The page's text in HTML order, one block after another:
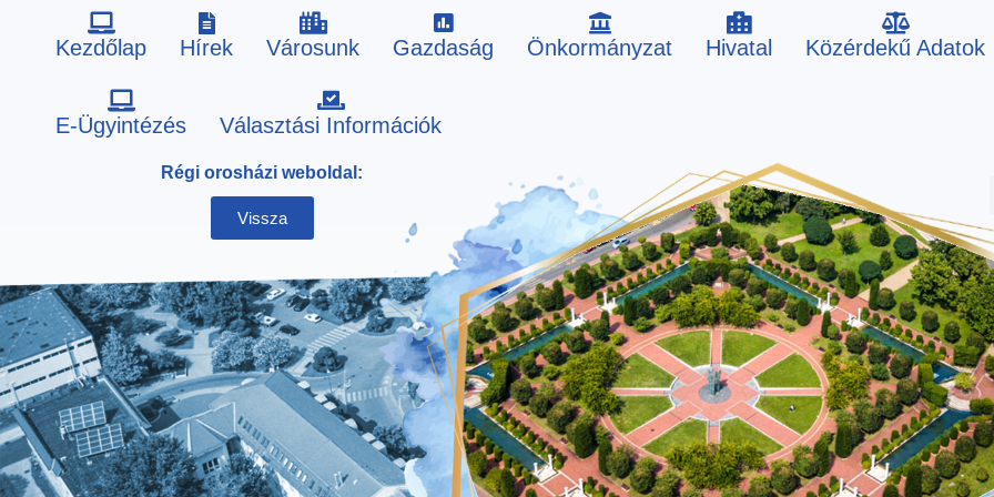
Kezdőlap Hírek Városunk Gazdaság Önkormányzat Hivatal Közérdekű Adatok
E-Ügyintézés Választási Információk
Régi orosházi weboldal:
Vissza